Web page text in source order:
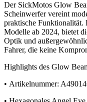
Der SickMotos Glow
Scheinwerfer vereint
praktische
Modelle ab 2024, bietet
Optik und
Fahrer, die keine
Highlights des Glow
• Artikelnummer: